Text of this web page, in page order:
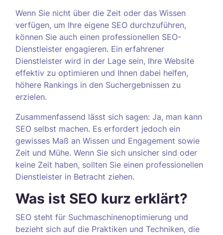
Wenn Sie nicht über die Zeit oder das Wissen
verfügen, um Ihre eigene SEO durchzuführen,
können Sie auch einen professionellen SEO-
Dienstleister engagieren. Ein erfahrener
Dienstleister wird in der Lage sein, Ihre Website
effektiv zu optimieren und Ihnen dabei helfen,
höhere Rankings in den Suchergebnissen zu
erzielen.
Zusammenfassend lässt sich sagen: Ja, man kann
SEO selbst machen. Es erfordert jedoch ein
gewisses Maß an Wissen und Engagement sowie
Zeit und Mühe. Wenn Sie sich unsicher sind oder
keine Zeit haben, sollten Sie einen professionellen
Dienstleister in Betracht ziehen.
Was ist SEO kurz erklärt?
SEO steht für Suchmaschinenoptimierung und
bezieht sich auf die Praktiken und Techniken, die